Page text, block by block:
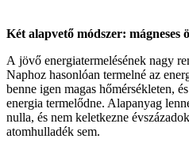
Két alapvető módszer: mágneses
A jövő energiatermelésének nagy
Naphoz hasonlóan termelné az
benne igen magas hőmérsékleten,
energia termelődne. Alapanyag
nulla, és nem keletkezne
atomhulladék sem.